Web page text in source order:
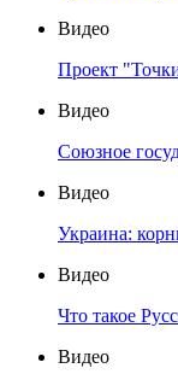
Видео
Проект
Видео
Союзное
Видео
Украина:
Видео
Что такое
Видео